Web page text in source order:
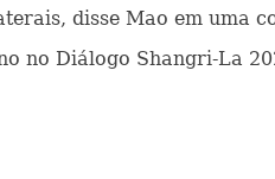
disse Mao em uma
no Diálogo Shangri-La